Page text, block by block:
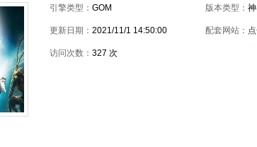
引擎类型： GOM 版本类型：
更新日期： 2021/11/1 14:50:00 配套网站：
访问次数： 327 次